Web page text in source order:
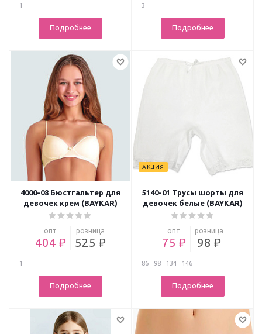
1
Подробнее
3
Подробнее
4000-08 Бюстгальтер для
девочек крем (BAYKAR)
опт
404 ₽
розница
525 ₽
1
Подробнее
АКЦИЯ
5140-01 Трусы шорты для
девочек белые (BAYKAR)
опт
75 ₽
розница
98 ₽
86 98 134 146
Подробнее